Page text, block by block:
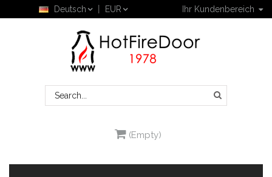
Ihr Kundenbereich
Deutsch EUR
(Empty)